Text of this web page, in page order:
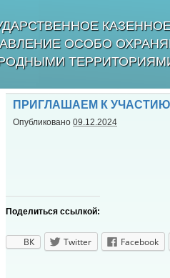
ОСОБО
ПРИГЛАШАЕМ К
Опубликовано 09.12.2024
Поделиться ссылкой:
ВК Twitter Facebook